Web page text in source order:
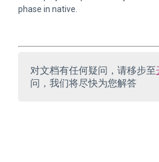
phase in native.
对文档有任何疑问，请移步至
问，我们将尽快为您解答